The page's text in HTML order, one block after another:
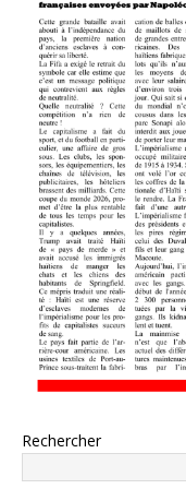
Rechercher